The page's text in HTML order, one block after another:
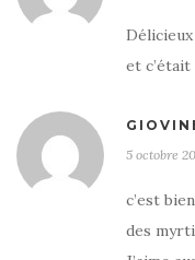
et
5 octobre
c’est
des